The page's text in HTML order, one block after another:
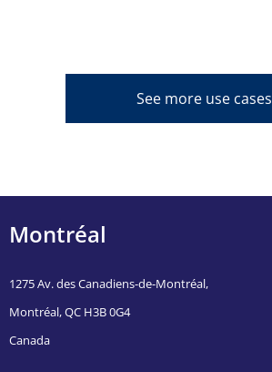
See more use cases
Montréal
1275 Av. des Canadiens-de-Montréal,
Montréal, QC H3B 0G4
Canada